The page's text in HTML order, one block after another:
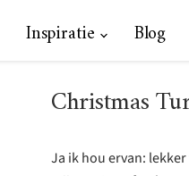
Inspiratie Blog
Christmas
Ja ik hou ervan: